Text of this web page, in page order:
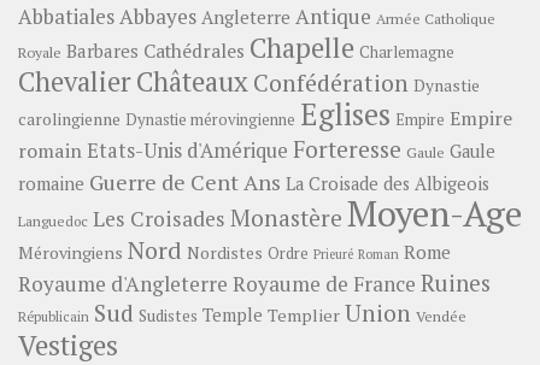
Abbatiales Abbayes Angleterre Antique Armée Catholique
Royale Barbares Cathédrales Chapelle Charlemagne
ChevalierChâteauxConfédération Dynastie
carolingienne Dynastie mérovingienne Eglises Empire Empire
romainEtats-Unis d'Amérique Forteresse Gaule Gaule
romaine Guerre de Cent Ans La Croisade des Albigeois
Languedoc Les Croisades Monastère Moyen-Age
Mérovingiens Nord Nordistes Ordre Prieuré Roman Rome
Royaume d'Angleterre Royaume de France Ruines
Républicain Sud Sudistes Temple Templier Union Vendée
Vestiges